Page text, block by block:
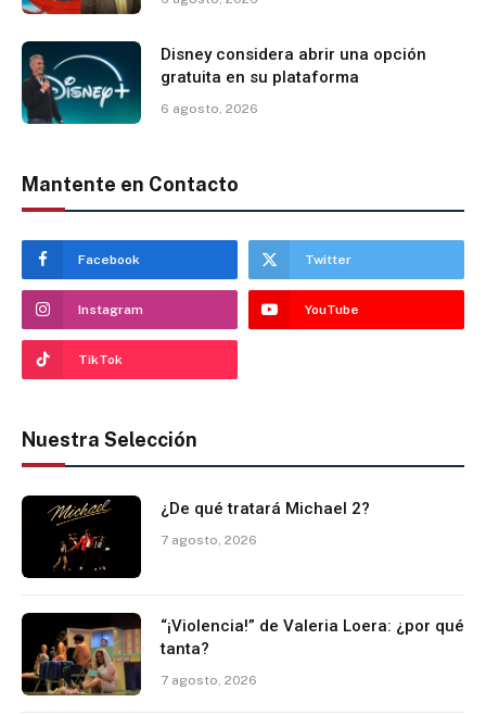
Disney considera abrir una opción
gratuita en su plataforma
6 agosto, 2026
Mantente en Contacto
Facebook Twitter
Instagram YouTube
TikTok
Nuestra Selección
¿De qué tratará Michael 2?
7 agosto, 2026
“¡Violencia!” de Valeria Loera: ¿por qué
tanta?
7 agosto, 2026